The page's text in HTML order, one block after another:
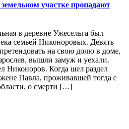
участке пропадают
в деревне Ужесельга был
семьей Никоноровых. Девять
на свою долю в доме,
вышли замуж и уехали.
Никоноров. Когда шел раздел
Павла, проживавшей тогда с
о смерти […]